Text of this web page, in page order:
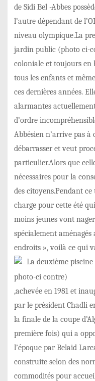
de Sidi Bel -Abbes
l’autre dépendant de
niveau olympique.La
jardin public (photo ci-
coloniale et toujours en
tous les enfants et
ces dernières années.
alarmantes
d’ordre
Abbésien n’arrive pas à
débarrasser et veut
particulier.Alors que
nécessaires pour la
des citoyens.Pendant
charge pour cette été
moins jeunes vont
spécialement
endroits », voilà ce qui
La deuxième
photo-ci contre)
,achevée en 1981 et
par le président Chadli
la finale de la coupe
première fois) qui a
l’époque par Belaid
construite selon des
commodités pour